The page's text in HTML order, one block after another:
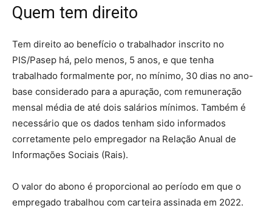
Quem tem direito
Tem direito ao benefício o trabalhador inscrito no
PIS/Pasep há, pelo menos, 5 anos, e que tenha
trabalhado formalmente por, no mínimo, 30 dias no ano-
base considerado para a apuração, com remuneração
mensal média de até dois salários mínimos. Também é
necessário que os dados tenham sido informados
corretamente pelo empregador na Relação Anual de
Informações Sociais (Rais).
O valor do abono é proporcional ao período em que o
empregado trabalhou com carteira assinada em 2022.